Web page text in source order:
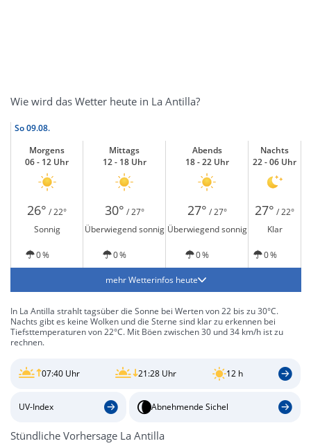
Wie wird das Wetter heute in La Antilla?
So09.08.
Morgens
06 - 12 Uhr
Mittags
12 - 18 Uhr
Abends
18 - 22 Uhr
Nachts
22 - 06 Uhr
26° / 22° 30° / 27° 27° / 27° 27° / 22°
Sonnig
Überwiegend sonnig Überwiegend sonnig Klar
0 % 0 % 0 % 0 %
mehr Wetterinfos heute
In La Antilla strahlt tagsüber die Sonne bei Werten von 22 bis zu 30°C.
Nachts gibt es keine Wolken und die Sterne sind klar zu erkennen bei
Tiefsttemperaturen von 22°C. Mit Böen zwischen 30 und 34 km/h ist zu
rechnen.
07:40 Uhr 21:28 Uhr 12 h
UV-Index Abnehmende Sichel
Stündliche Vorhersage La Antilla